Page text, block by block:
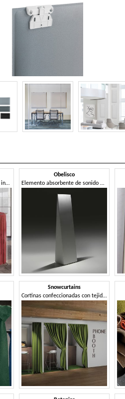
Sistema de partición en tejido insonorizante.
Obelisco
Elemento absorbente de sonido autoportante
Snowcurtains
Cortinas confeccionadas con tejidos fonoabsorbentes